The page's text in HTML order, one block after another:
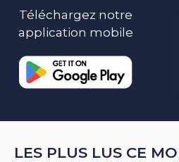
Téléchargez notre
application mobile
LES PLUS LUS CE